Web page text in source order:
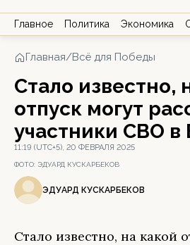
Главное Политика Экономика
Главная/Всё для Победы
Стало известно,
отпуск могут
участники СВО
11:19 (UTC+5), 20 ФЕВРАЛЯ 2025
ФОТО: ЭДУАРД КУСКАРБЕКОВ
ЭДУАРД КУСКАРБЕКОВ
Стало известно, на какой